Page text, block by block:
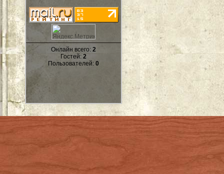
Онлайн всего: 2
Гостей: 2
Пользователей: 0